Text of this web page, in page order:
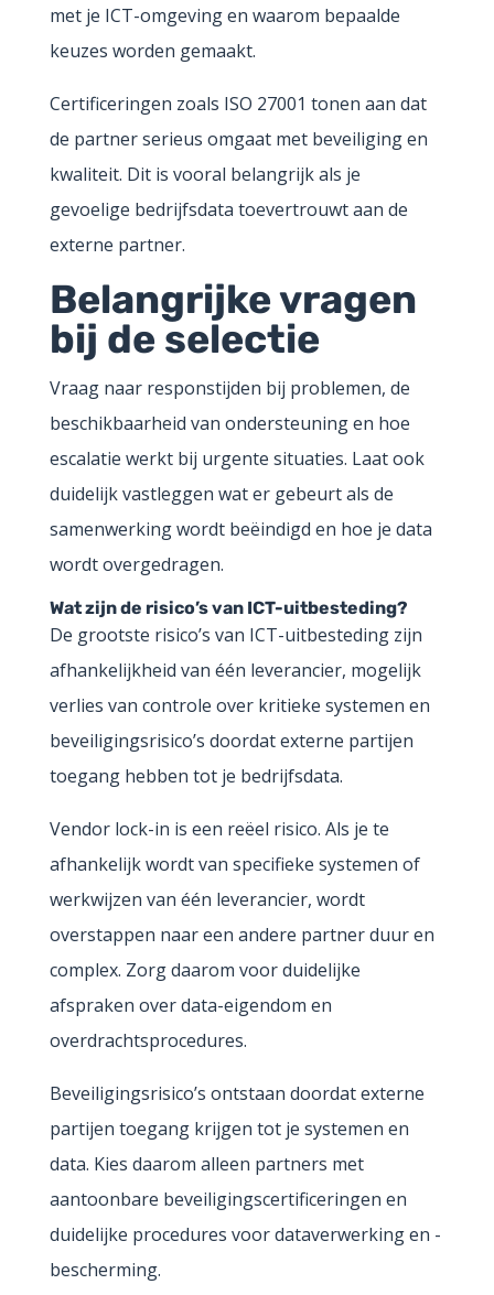
met je ICT-omgeving en waarom bepaalde
keuzes worden gemaakt.
Certificeringen zoals ISO 27001 tonen aan dat
de partner serieus omgaat met beveiliging en
kwaliteit. Dit is vooral belangrijk als je
gevoelige bedrijfsdata toevertrouwt aan de
externe partner.
Belangrijke vragen
bij de selectie
Vraag naar responstijden bij problemen, de
beschikbaarheid van ondersteuning en hoe
escalatie werkt bij urgente situaties. Laat ook
duidelijk vastleggen wat er gebeurt als de
samenwerking wordt beëindigd en hoe je data
wordt overgedragen.
Wat zijn de risico’s van ICT-uitbesteding?
De grootste risico’s van ICT-uitbesteding zijn
afhankelijkheid van één leverancier, mogelijk
verlies van controle over kritieke systemen en
beveiligingsrisico’s doordat externe partijen
toegang hebben tot je bedrijfsdata.
Vendor lock-in is een reëel risico. Als je te
afhankelijk wordt van specifieke systemen of
werkwijzen van één leverancier, wordt
overstappen naar een andere partner duur en
complex. Zorg daarom voor duidelijke
afspraken over data-eigendom en
overdrachtsprocedures.
Beveiligingsrisico’s ontstaan doordat externe
partijen toegang krijgen tot je systemen en
data. Kies daarom alleen partners met
aantoonbare beveiligingscertificeringen en
duidelijke procedures voor dataverwerking en -
bescherming.